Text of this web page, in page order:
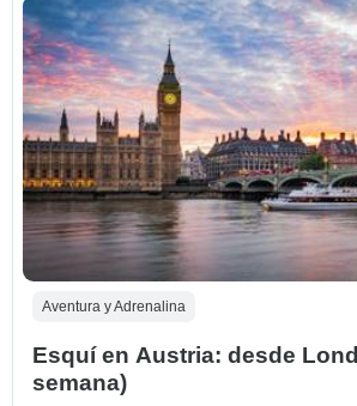
Aventura y Adrenalina
Esquí en Austria: desde
semana)